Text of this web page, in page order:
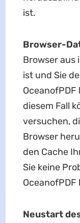
ist.
Browser-
Browser aus
ist und Sie
diesem Fall
versuchen,
Browser
den Cache
Sie keine
Neustart